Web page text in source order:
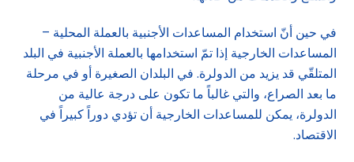
في حين أنّ استخدام المساعدات الأجنبية بالعملة المحلية –
المساعدات الخارجية إذا تمّ استخدامها بالعملة الأجنبية في البلد
المتلقّي قد يزيد من الدولرة. في البلدان الصغيرة أو في مرحلة
ما بعد الصراع، والتي غالباً ما تكون على درجة عالية من
الدولرة، يمكن للمساعدات الخارجية أن تؤدي دوراً كبيراً في
الاقتصاد.